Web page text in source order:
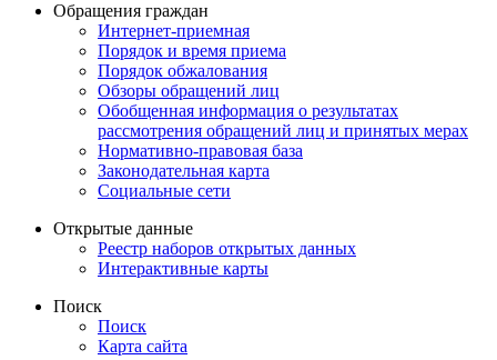
Обращения граждан
Интернет-приемная
Порядок и время приема
Порядок обжалования
Обзоры обращений лиц
Обобщенная информация о результатах
рассмотрения обращений лиц и принятых мерах
Нормативно-правовая база
Законодательная карта
Социальные сети
Открытые данные
Реестр наборов открытых данных
Интерактивные карты
Поиск
Поиск
Карта сайта